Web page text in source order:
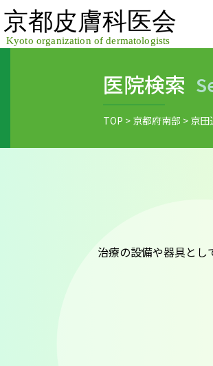
Skip
to
content
医院検索
TOP > 京都府南部 > 京田
治療の設備や器具とし